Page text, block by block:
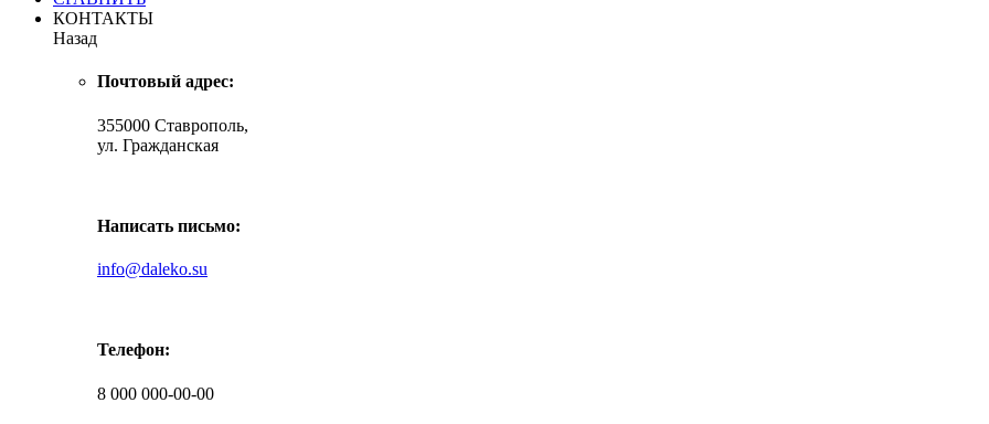
КОНТАКТЫ
Назад
Почтовый адрес:
355000 Ставрополь,
ул. Гражданская
Написать письмо:
info@daleko.su
Телефон:
8 000 000-00-00